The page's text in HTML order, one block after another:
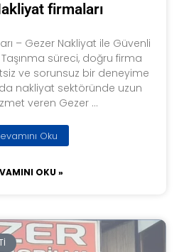
firmaları
– Gezer Nakliyat ile Güvenli
Taşınma süreci, doğru firma
ve sorunsuz bir deneyime
nakliyat sektöründe uzun
veren Gezer …
Oku
OKU »